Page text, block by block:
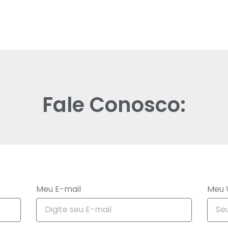
Fale Conosco:
Meu E-mail Meu